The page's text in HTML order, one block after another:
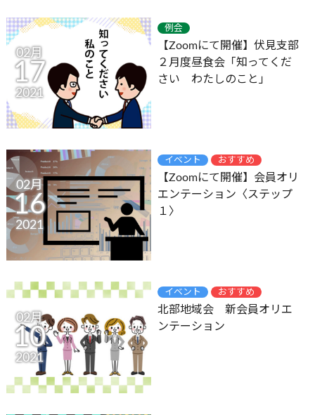
02月
17
2021
例会
【Zoomにて開催】伏見支部
２月度昼食会「知ってくだ
さい わたしのこと」
02月
16
2021
イベント おすすめ
【Zoomにて開催】会員オリ
エンテーション〈ステップ
１〉
02月
10
2021
イベント おすすめ
北部地域会 新会員オリエ
ンテーション